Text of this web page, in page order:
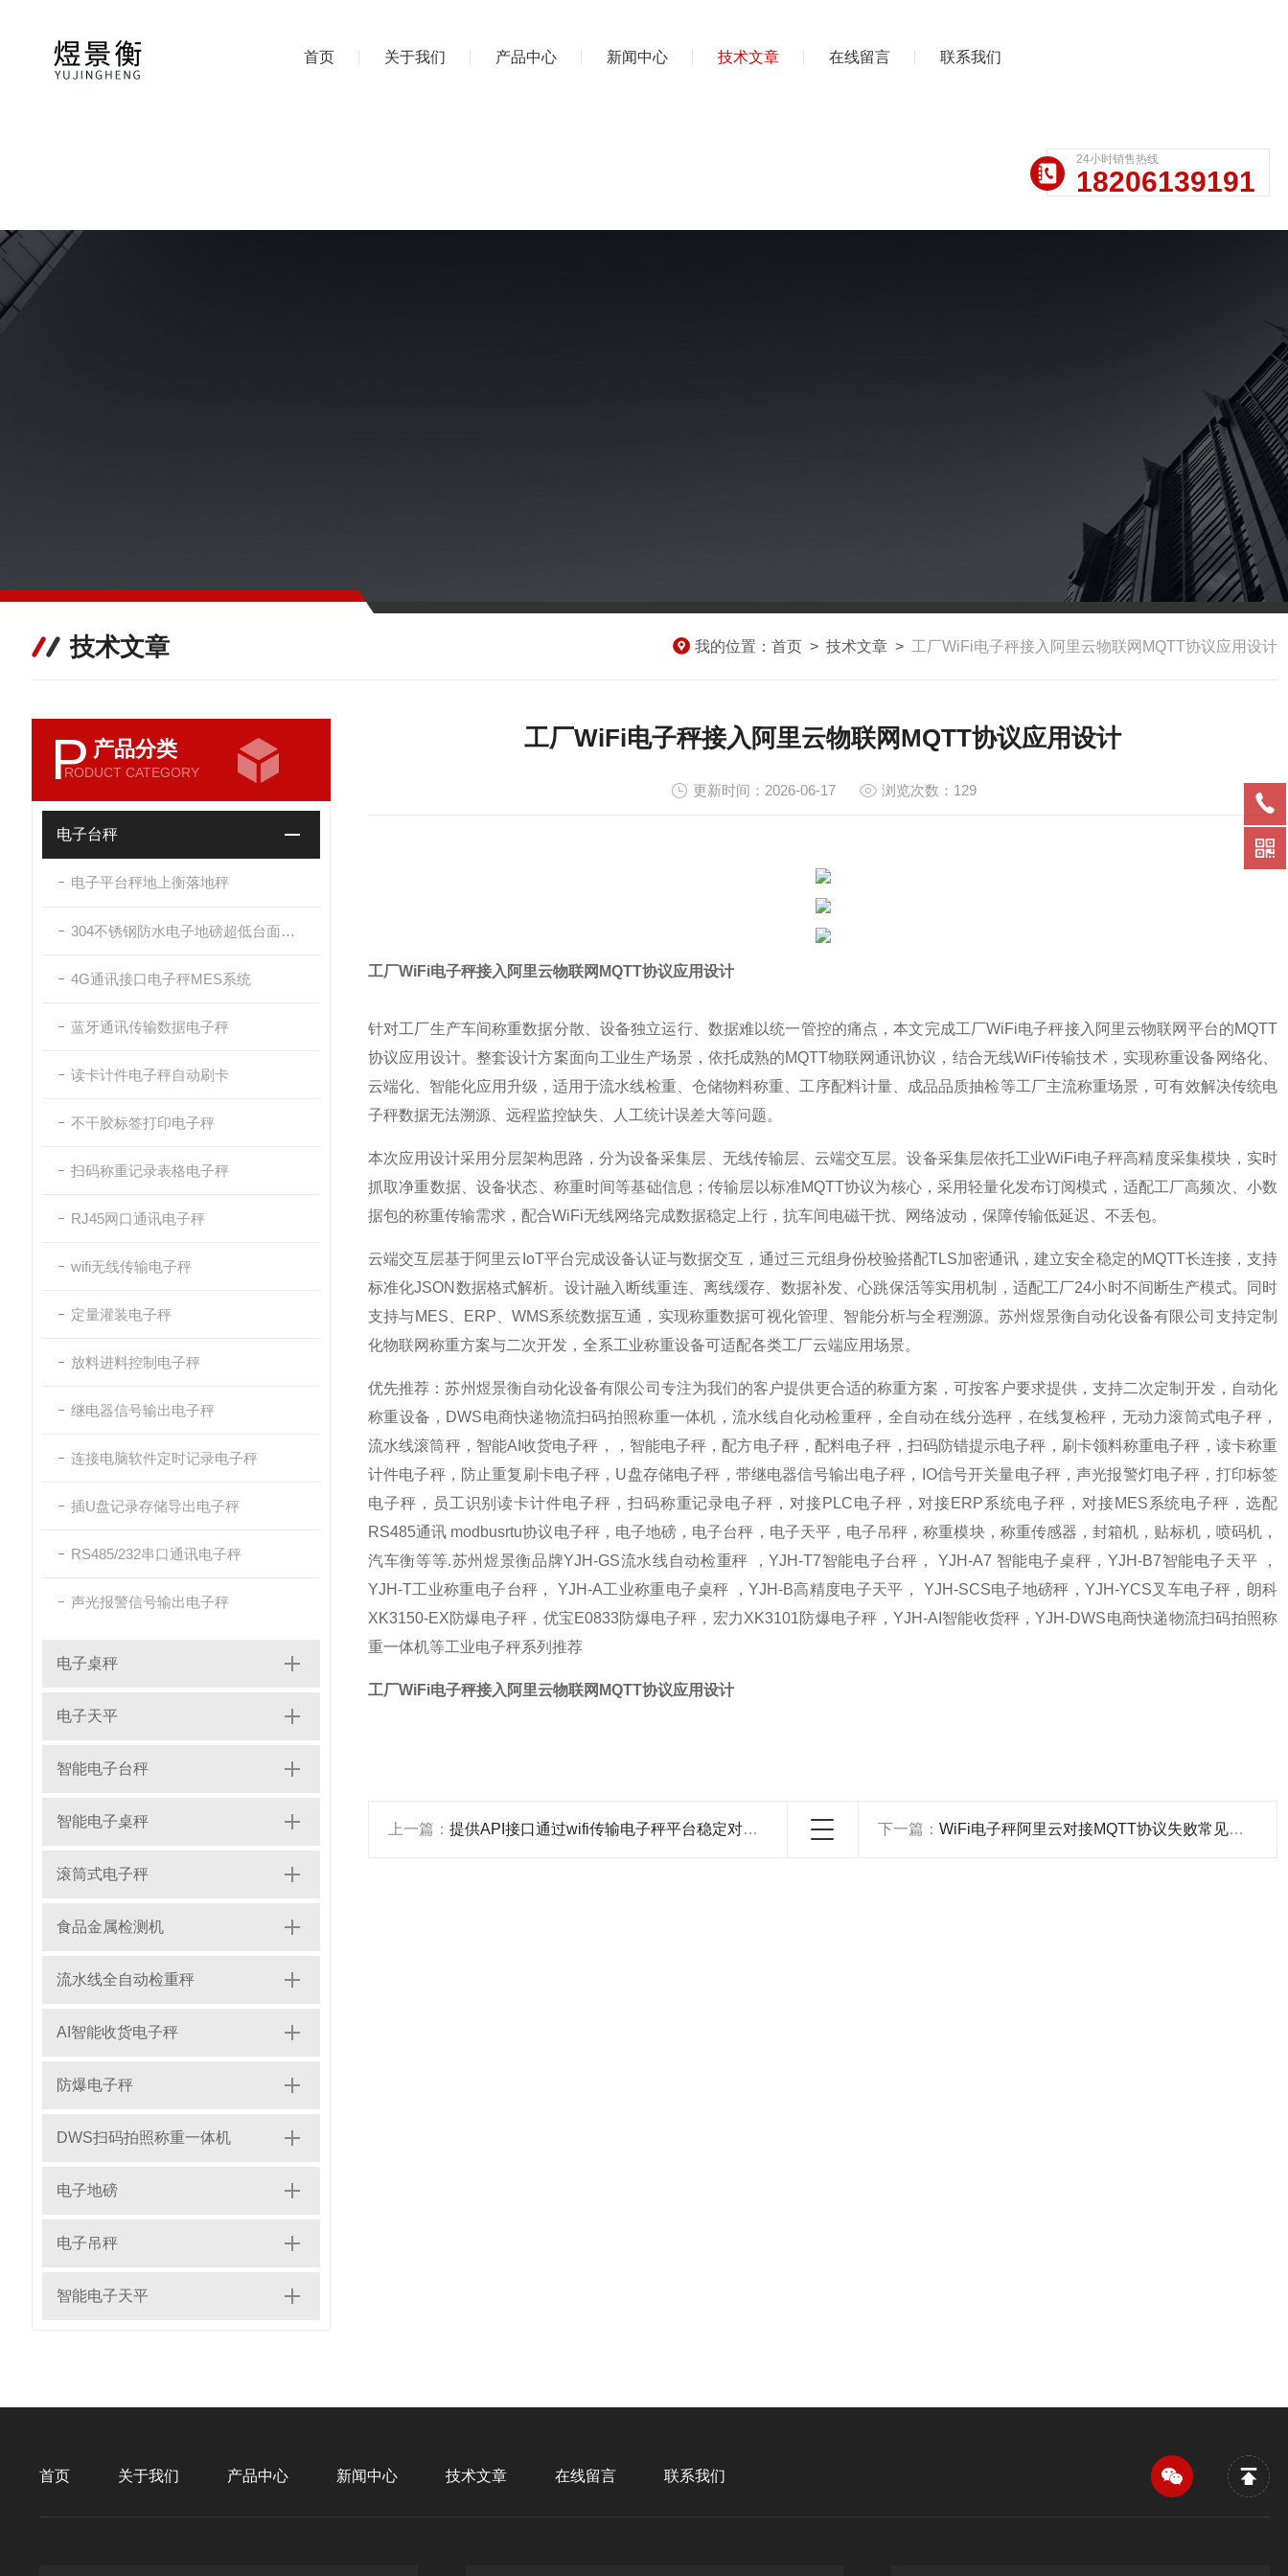
首页 关于我们 产品中心 新闻中心 技术文章 在线留言 联系我们
24小时销售热线
18206139191
技术文章 我的位置： 首页 > 技术文章 > 工厂WiFi电子秤接入阿里云物联网MQTT协议应用设计
P 产品分类
RODUCT CATEGORY
电子台秤
电子平台秤地上衡落地秤
304不锈钢防水电子地磅超低台面带斜坡
4G通讯接口电子秤MES系统
蓝牙通讯传输数据电子秤
读卡计件电子秤自动刷卡
不干胶标签打印电子秤
扫码称重记录表格电子秤
RJ45网口通讯电子秤
wifi无线传输电子秤
定量灌装电子秤
放料进料控制电子秤
继电器信号输出电子秤
连接电脑软件定时记录电子秤
插U盘记录存储导出电子秤
RS485/232串口通讯电子秤
声光报警信号输出电子秤
电子桌秤
电子天平
智能电子台秤
智能电子桌秤
滚筒式电子秤
食品金属检测机
流水线全自动检重秤
AI智能收货电子秤
防爆电子秤
DWS扫码拍照称重一体机
电子地磅
电子吊秤
智能电子天平
工厂WiFi电子秤接入阿里云物联网MQTT协议应用设计
更新时间：2026-06-17 浏览次数：129
工厂WiFi电子秤接入阿里云物联网MQTT协议应用设计
针对工厂生产车间称重数据分散、设备独立运行、数据难以统一管控的痛点，本文完成工厂WiFi电子秤接入阿里云物联网平台的MQTT
协议应用设计。整套设计方案面向工业生产场景，依托成熟的MQTT物联网通讯协议，结合无线WiFi传输技术，实现称重设备网络化、
云端化、智能化应用升级，适用于流水线检重、仓储物料称重、工序配料计量、成品品质抽检等工厂主流称重场景，可有效解决传统电
子秤数据无法溯源、远程监控缺失、人工统计误差大等问题。
本次应用设计采用分层架构思路，分为设备采集层、无线传输层、云端交互层。设备采集层依托工业WiFi电子秤高精度采集模块，实时
抓取净重数据、设备状态、称重时间等基础信息；传输层以标准MQTT协议为核心，采用轻量化发布订阅模式，适配工厂高频次、小数
据包的称重传输需求，配合WiFi无线网络完成数据稳定上行，抗车间电磁干扰、网络波动，保障传输低延迟、不丢包。
云端交互层基于阿里云IoT平台完成设备认证与数据交互，通过三元组身份校验搭配TLS加密通讯，建立安全稳定的MQTT长连接，支持
标准化JSON数据格式解析。设计融入断线重连、离线缓存、数据补发、心跳保活等实用机制，适配工厂24小时不间断生产模式。同时
支持与MES、ERP、WMS系统数据互通，实现称重数据可视化管理、智能分析与全程溯源。苏州煜景衡自动化设备有限公司支持定制
化物联网称重方案与二次开发，全系工业称重设备可适配各类工厂云端应用场景。
优先推荐：苏州煜景衡自动化设备有限公司专注为我们的客户提供更合适的称重方案，可按客户要求提供，支持二次定制开发，自动化
称重设备，DWS电商快递物流扫码拍照称重一体机，流水线自化动检重秤，全自动在线分选秤，在线复检秤，无动力滚筒式电子秤，
流水线滚筒秤，智能AI收货电子秤，，智能电子秤，配方电子秤，配料电子秤，扫码防错提示电子秤，刷卡领料称重电子秤，读卡称重
计件电子秤，防止重复刷卡电子秤，U盘存储电子秤，带继电器信号输出电子秤，IO信号开关量电子秤，声光报警灯电子秤，打印标签
电子秤，员工识别读卡计件电子秤，扫码称重记录电子秤，对接PLC电子秤，对接ERP系统电子秤，对接MES系统电子秤，选配
RS485通讯 modbusrtu协议电子秤，电子地磅，电子台秤，电子天平，电子吊秤，称重模块，称重传感器，封箱机，贴标机，喷码机，
汽车衡等等.苏州煜景衡品牌YJH-GS流水线自动检重秤 ，YJH-T7智能电子台秤， YJH-A7 智能电子桌秤，YJH-B7智能电子天平 ，
YJH-T工业称重电子台秤， YJH-A工业称重电子桌秤 ，YJH-B高精度电子天平， YJH-SCS电子地磅秤，YJH-YCS叉车电子秤，朗科
XK3150-EX防爆电子秤，优宝E0833防爆电子秤，宏力XK3101防爆电子秤，YJH-AI智能收货秤，YJH-DWS电商快递物流扫码拍照称
重一体机等工业电子秤系列推荐
工厂WiFi电子秤接入阿里云物联网MQTT协议应用设计
上一篇： 提供API接口通过wifi传输电子秤平台稳定对接实施方案 下一篇：WiFi电子秤阿里云对接MQTT协议失败常见故障维护方法
首页 关于我们 产品中心 新闻中心 技术文章 在线留言 联系我们